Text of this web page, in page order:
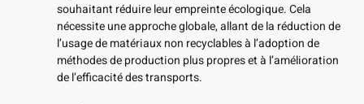
souhaitant réduire leur empreinte écologique. Cela
nécessite une approche globale, allant de la réduction de
l’usage de matériaux non recyclables à l’adoption de
méthodes de production plus propres et à l’amélioration
de l’efficacité des transports.